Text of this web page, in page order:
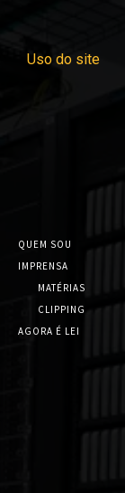
Uso do site
QUEM SOU
IMPRENSA
MATÉRIAS
CLIPPING
AGORA É LEI